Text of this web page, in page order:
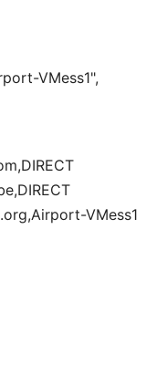
VMess1",
VMess1